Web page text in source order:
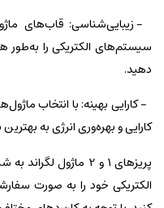
- زیبایی‌شناسی: قاب‌های
سیستم‌های الکتریکی را به‌طور
دهید.
- کارایی بهینه: با انتخاب
کارایی و بهره‌وری انرژی به
پریزهای 1 و 2
الکتریکی خود را به صورت